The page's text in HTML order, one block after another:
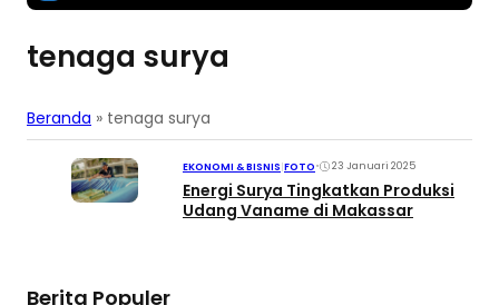
tenaga surya
Beranda » tenaga surya
EKONOMI & BISNIS|FOTO• 23 Januari 2025
Energi Surya Tingkatkan Produksi
Udang Vaname di Makassar
Berita Populer